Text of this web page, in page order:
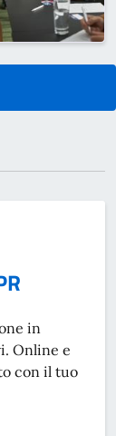
DI
in
Online e
con il tuo